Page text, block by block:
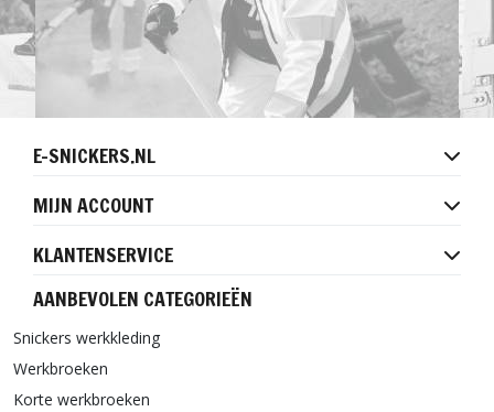
E-SNICKERS.NL
MIJN ACCOUNT
KLANTENSERVICE
AANBEVOLEN CATEGORIEËN
Snickers werkkleding
Werkbroeken
Korte werkbroeken